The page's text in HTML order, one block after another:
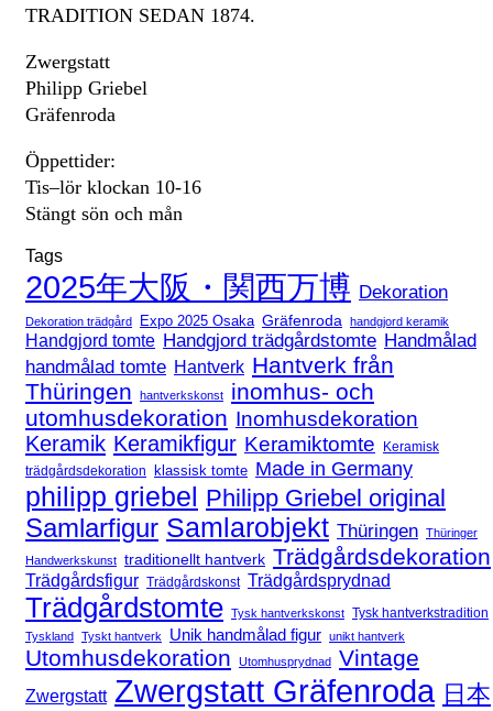
TRADITION SEDAN 1874.
Zwergstatt
Philipp Griebel
Gräfenroda
Öppettider:
Tis–lör klockan 10-16
Stängt sön och mån
Tags
2025年大阪・関西万博 Dekoration
Dekoration trädgård Expo 2025 Osaka Gräfenroda handgjord keramik
Handgjord tomte Handgjord trädgårdstomte Handmålad
handmålad tomte Hantverk Hantverk från
Thüringen
hantverkskonst
inomhus- och
utomhusdekoration Inomhusdekoration
Keramik Keramikfigur Keramiktomte
Keramisk
trädgårdsdekoration
klassisk tomte Made in Germany
philipp griebel Philipp Griebel original
Samlarfigur Samlarobjekt Thüringen Thüringer
Handwerkskunst traditionellt hantverk Trädgårdsdekoration
Trädgårdsfigur Trädgårdskonst Trädgårdsprydnad
Trädgårdstomte Tysk hantverkskonst Tysk hantverkstradition
Tyskland Tyskt hantverk Unik handmålad figur unikt hantverk
Utomhusdekoration Utomhusprydnad Vintage
Zwergstatt Zwergstatt Gräfenroda 日本